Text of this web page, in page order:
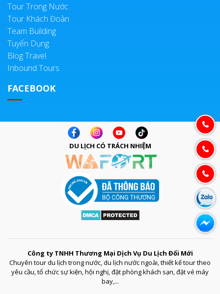
Tour Trong Nước
Tour Khách Đoàn
Team Building
Tuyển Dụng
Blog Travel
Inbound Tours
FACEBOOK
DU LỊCH CÓ TRÁCH NHIỆM
Công ty TNHH Thương Mại Dịch Vụ Du Lịch Đổi Mới
Chuyên tour du lịch trong nước, du lịch nước ngoài, thiết kế tour theo
yêu cầu, tổ chức sự kiện, hội nghị, đặt phòng khách sạn, đặt vé máy
bay,...